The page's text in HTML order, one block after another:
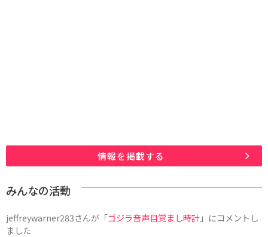
情報を掲載する
みんなの活動
jeffreywarner283さんが「ゴジラ音声目覚まし時計」にコメントし
ました